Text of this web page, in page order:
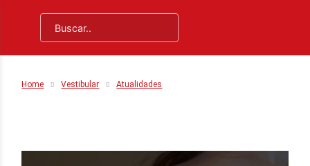
Home Vestibular Atualidades